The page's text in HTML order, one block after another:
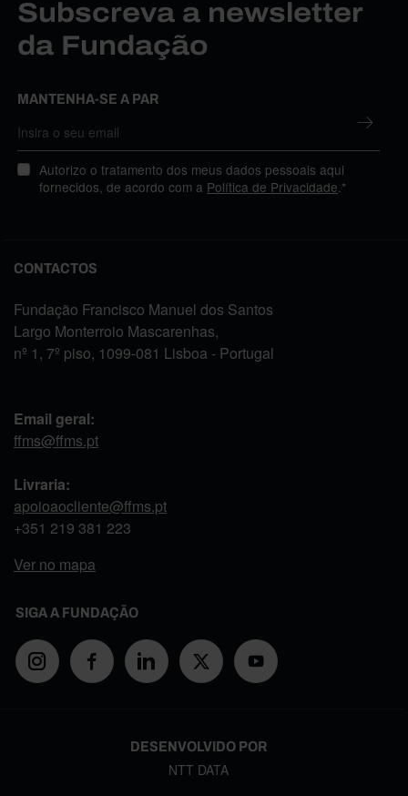
Subscreva a newsletter
da Fundação
MANTENHA-SE A PAR
Autorizo o tratamento dos meus dados pessoais aqui
fornecidos, de acordo com a Política de Privacidade .*
CONTACTOS
Fundação Francisco Manuel dos Santos
Largo Monterroio Mascarenhas,
nº 1, 7º piso, 1099-081 Lisboa - Portugal
Email geral:
ffms@ffms.pt
Livraria:
apoioaocliente@ffms.pt
+351 219 381 223
Ver no mapa
SIGA A FUNDAÇÃO
DESENVOLVIDO POR
NTT DATA